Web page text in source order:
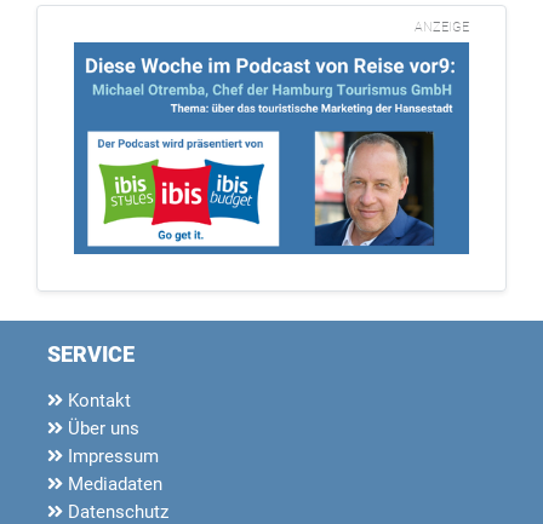
ANZEIGE
SERVICE
Kontakt
Über uns
Impressum
Mediadaten
Datenschutz